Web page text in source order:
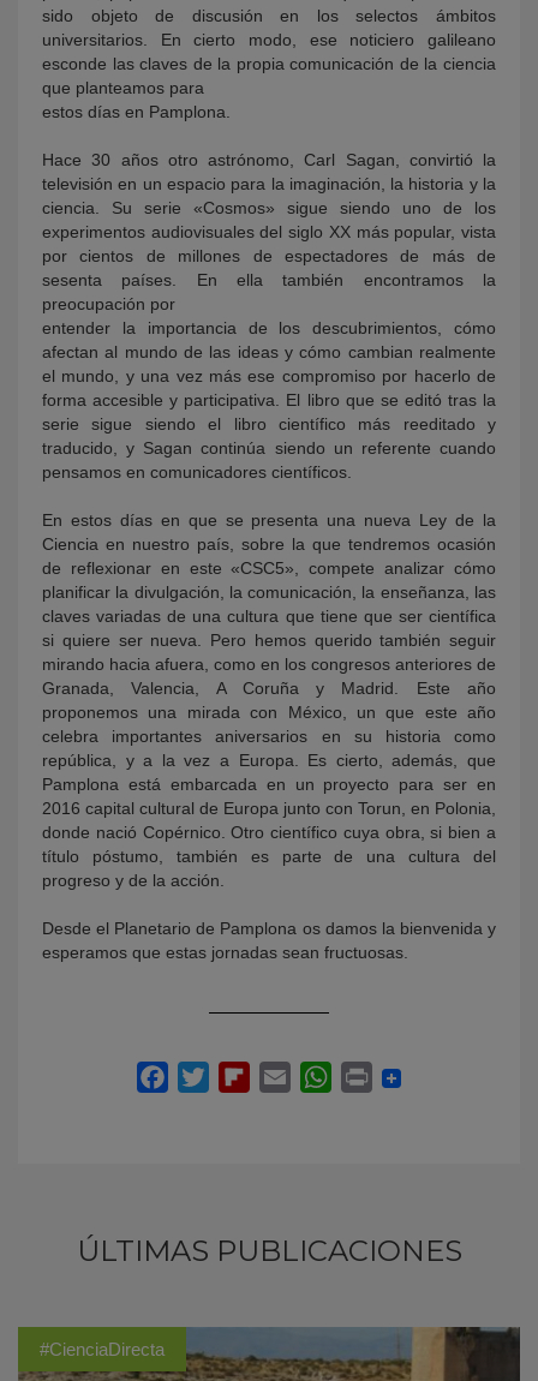
sido objeto de discusión en los selectos ámbitos
universitarios. En cierto modo, ese noticiero galileano
esconde las claves de la propia comunicación de la ciencia
que planteamos para
estos días en Pamplona.
Hace 30 años otro astrónomo, Carl Sagan, convirtió la
televisión en un espacio para la imaginación, la historia y la
ciencia. Su serie «Cosmos» sigue siendo uno de los
experimentos audiovisuales del siglo XX más popular, vista
por cientos de millones de espectadores de más de
sesenta países. En ella también encontramos la
preocupación por
entender la importancia de los descubrimientos, cómo
afectan al mundo de las ideas y cómo cambian realmente
el mundo, y una vez más ese compromiso por hacerlo de
forma accesible y participativa. El libro que se editó tras la
serie sigue siendo el libro científico más reeditado y
traducido, y Sagan continúa siendo un referente cuando
pensamos en comunicadores científicos.
En estos días en que se presenta una nueva Ley de la
Ciencia en nuestro país, sobre la que tendremos ocasión
de reflexionar en este «CSC5», compete analizar cómo
planificar la divulgación, la comunicación, la enseñanza, las
claves variadas de una cultura que tiene que ser científica
si quiere ser nueva. Pero hemos querido también seguir
mirando hacia afuera, como en los congresos anteriores de
Granada, Valencia, A Coruña y Madrid. Este año
proponemos una mirada con México, un que este año
celebra importantes aniversarios en su historia como
república, y a la vez a Europa. Es cierto, además, que
Pamplona está embarcada en un proyecto para ser en
2016 capital cultural de Europa junto con Torun, en Polonia,
donde nació Copérnico. Otro científico cuya obra, si bien a
título póstumo, también es parte de una cultura del
progreso y de la acción.
Desde el Planetario de Pamplona os damos la bienvenida y
esperamos que estas jornadas sean fructuosas.
ÚLTIMAS PUBLICACIONES
#CienciaDirecta